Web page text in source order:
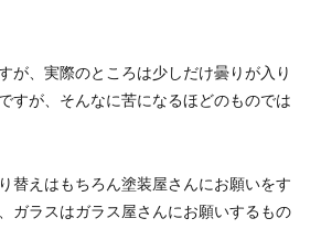
が、実際のところは少しだけ曇りが入り
すが、そんなに苦になるほどのものでは
替えはもちろん塗装屋さんにお願いをす
ガラスはガラス屋さんにお願いするもの